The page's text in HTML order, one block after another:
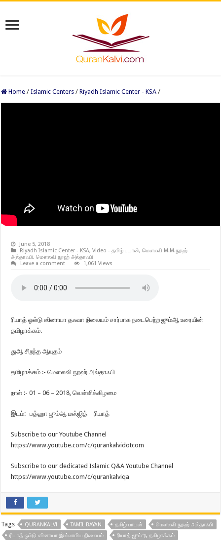
Home / Islamic Centers / Riyadh Islamic Center - KSA /
June 5, 2018
Riyadh Islamic Center - KSA,Video - தமிழ் பயான்,மௌலவி M.M.நூஹ்
அல்தாஃபி,மௌலவி நூஹ் அல்தாஃபி
Leave a comment
1,061 Views
ரியாத் ஓல்டு ஸினாயா தஃவா நிலையம் சார்பாக நடைபெற்ற ஜும்ஆ உரையின்
தமிழாக்கம்.
துஆ சிறந்த ஆயுதம்
தமிழாக்கம் :- மௌலவி நூஹ் அல்தாஃபி
நாள் :- 01 – 06 – 2018, வெள்ளிக்கிழமை
இடம்:- பத்ஹா ஜும்ஆ மஸ்ஜித் – ரியாத்
Subscribe to our Youtube Channel
https://www.youtube.com/c/qurankalvidotcom
Subscribe to our dedicated Islamic Q&A Youtube Channel
https://www.youtube.com/c/qurankalviqa
Tags QURANKALVI TAMIL BAYAN தமிழ் பாயன்
மௌலவி நூஹ் அல்தாஃபி
ரியாத் ஓல்டு ஸினாயா இஸ்லாமிய நிலையம்
ரியாத் ஜும்ஆ தமிழாக்கம்